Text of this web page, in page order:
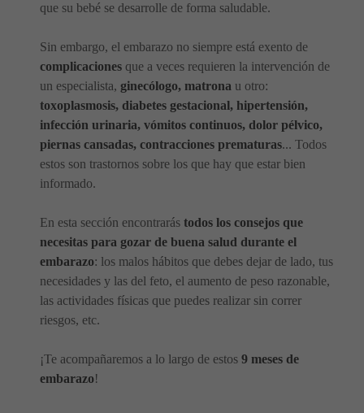
que su bebé se desarrolle de forma saludable.
Sin embargo, el embarazo no siempre está exento de
complicaciones que a veces requieren la intervención de
un especialista, ginecólogo, matrona u otro:
toxoplasmosis, diabetes gestacional, hipertensión,
infección urinaria, vómitos continuos, dolor pélvico,
piernas cansadas, contracciones prematuras... Todos
estos son trastornos sobre los que hay que estar bien
informado.
En esta sección encontrarás todos los consejos que
necesitas para gozar de buena salud durante el
embarazo: los malos hábitos que debes dejar de lado, tus
necesidades y las del feto, el aumento de peso razonable,
las actividades físicas que puedes realizar sin correr
riesgos, etc.
¡Te acompañaremos a lo largo de estos 9 meses de
embarazo!